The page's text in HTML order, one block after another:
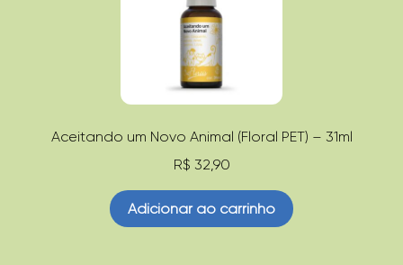
Aceitando um Novo Animal (Floral PET) – 31ml
R$ 32,90
Adicionar ao carrinho